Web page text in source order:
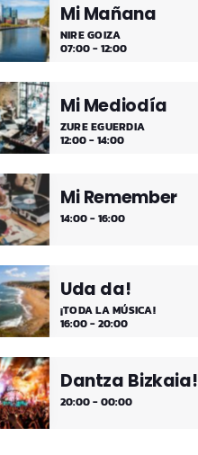
Mi Mañana
NIRE GOIZA
07:00 - 12:00
Mi Mediodía
ZURE EGUERDIA
12:00 - 14:00
Mi Remember
14:00 - 16:00
Uda da!
¡TODA LA MÚSICA!
16:00 - 20:00
Dantza Bizkaia!
20:00 - 00:00